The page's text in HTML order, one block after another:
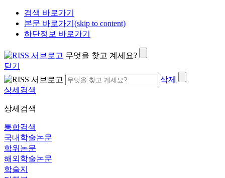
검색 바로가기
본문 바로가기(skip to content)
하단정보 바로가기
무엇을 찾고 계세요?
닫기
삭제
상세검색
상세검색
통합검색
국내학술논문
학위논문
해외학술논문
학술지